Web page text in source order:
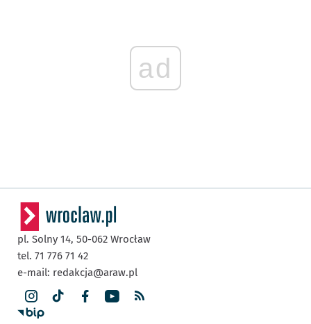
ad
pl. Solny 14, 50-062 Wrocław
tel. 71 776 71 42
e-mail: redakcja@araw.pl